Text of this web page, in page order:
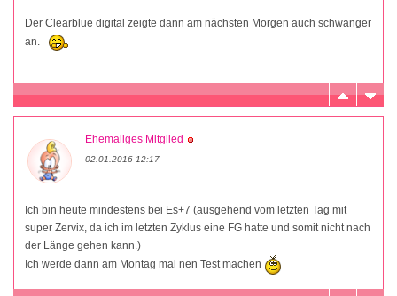
Der Clearblue digital zeigte dann am nächsten Morgen auch schwanger
an.
Ehemaliges Mitglied
02.01.2016 12:17
Ich bin heute mindestens bei Es+7 (ausgehend vom letzten Tag mit
super Zervix, da ich im letzten Zyklus eine FG hatte und somit nicht nach
der Länge gehen kann.)
Ich werde dann am Montag mal nen Test machen